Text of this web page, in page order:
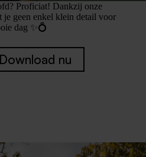
Proficiat! Dankzij onze
je geen enkel klein detail voor
dag ✨💍
Download nu